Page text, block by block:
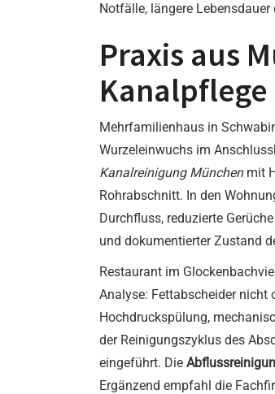
Notfälle, längere
Praxis aus
Mehrfamilienhaus in
Wurzeleinwuchs im
Kanalreinigung Münchenmit
Rohrabschnitt. In den
Durchfluss, reduzierte
und dokumentierter Zustand
Restaurant im
Analyse: Fettabscheider nicht
Hochdruckspülung,
der Reinigungszyklus des
eingeführt. Die
Ergänzend empfahl die